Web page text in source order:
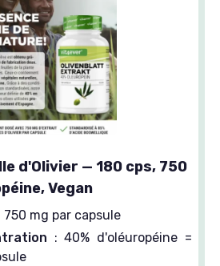
d'Olivier — 180 cps, 750
Vegan
750 mg par capsule
: 40% d'oléuropéine =